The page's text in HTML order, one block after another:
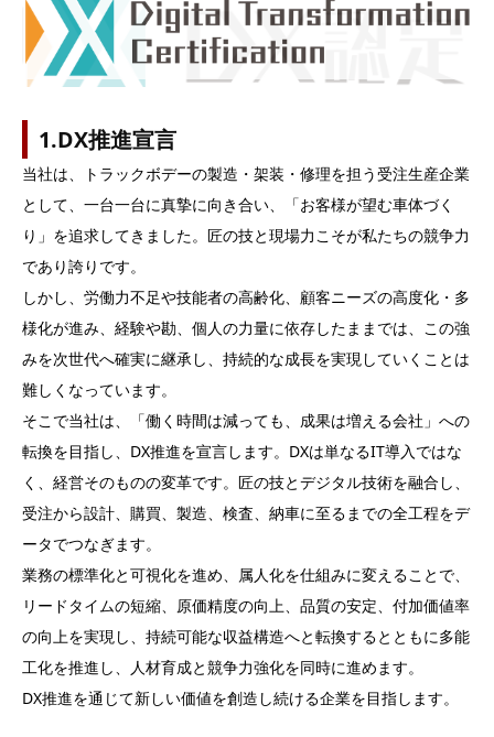
1.DX推進宣言
当社は、トラックボデーの製造・架装・修理を担う受注生産企業
として、一台一台に真摯に向き合い、「お客様が望む車体づく
り」を追求してきました。匠の技と現場力こそが私たちの競争力
であり誇りです。
しかし、労働力不足や技能者の高齢化、顧客ニーズの高度化・多
様化が進み、経験や勘、個人の力量に依存したままでは、この強
みを次世代へ確実に継承し、持続的な成長を実現していくことは
難しくなっています。
そこで当社は、「働く時間は減っても、成果は増える会社」への
転換を目指し、DX推進を宣言します。DXは単なるIT導入ではな
く、経営そのものの変革です。匠の技とデジタル技術を融合し、
受注から設計、購買、製造、検査、納車に至るまでの全工程をデ
ータでつなぎます。
業務の標準化と可視化を進め、属人化を仕組みに変えることで、
リードタイムの短縮、原価精度の向上、品質の安定、付加価値率
の向上を実現し、持続可能な収益構造へと転換するとともに多能
工化を推進し、人材育成と競争力強化を同時に進めます。
DX推進を通じて新しい価値を創造し続ける企業を目指します。